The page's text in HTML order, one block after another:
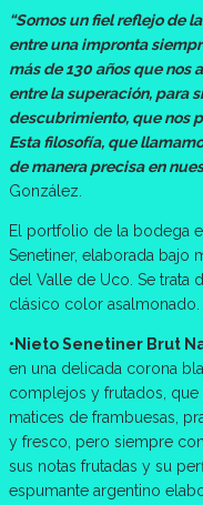
“Somos un fiel reflejo de
entre una impronta
más de 130 años que nos
entre la superación, para
descubrimiento, que nos
Esta filosofía, que
de manera precisa en
González.
El portfolio de la bodega
Senetiner, elaborada bajo
del Valle de Uco. Se trata
clásico color asalmonado.
•Nieto Senetiner Brut
en una delicada corona
complejos y frutados, que
matices de frambuesas,
y fresco, pero siempre
sus notas frutadas y su
espumante argentino